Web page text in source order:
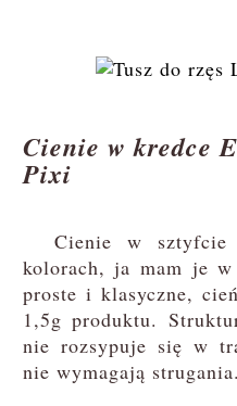
Cienie w kredce
Pixi
Cienie w sztyfcie
kolorach, ja mam je w
proste i klasyczne,
1,5g produktu.
nie rozsypuje się w
nie wymagają strugania.